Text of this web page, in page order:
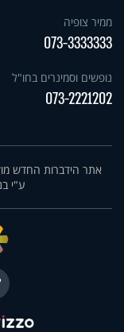
ממיר צופיה
073-3333333
נופשים וסמינרים בחו"ל
073-2221202
אתר הידברות החדש
ע"י